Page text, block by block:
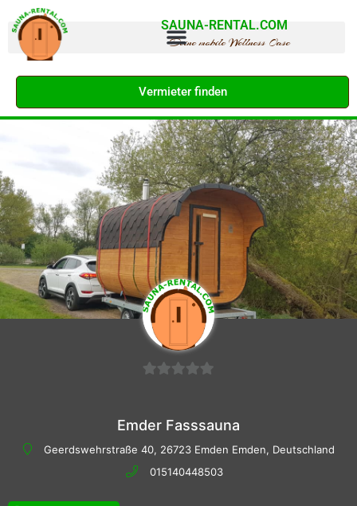
SAUNA-RENTAL.COM
Deine mobile Wellness Oase
Vermieter finden
5
Emder Fasssauna
Geerdswehrstraße 40, 26723 Emden Emden, Deutschland
015140448503